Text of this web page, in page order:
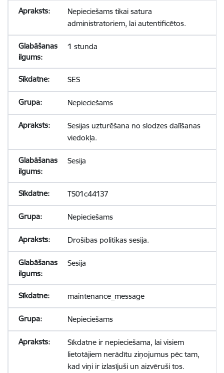
Nepieciešams tikai satura
administratoriem, lai autentificētos.
1 stunda
SES
Nepieciešams
Sesijas uzturēšana no slodzes dalīšanas
viedokļa.
Sesija
TS01c44137
Nepieciešams
Drošības politikas sesija.
Sesija
maintenance_message
Nepieciešams
Sīkdatne ir nepieciešama, lai visiem
lietotājiem nerādītu ziņojumus pēc tam,
kad viņi ir izlasījuši un aizvēruši tos.